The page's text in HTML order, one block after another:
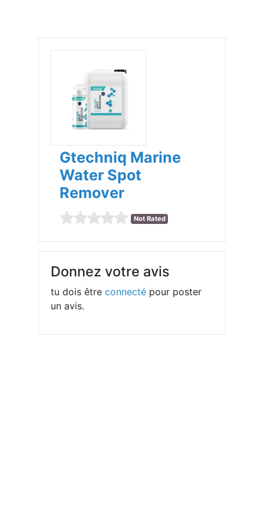
Gtechniq Marine
Water Spot
Remover
Not Rated
Donnez votre avis
tu dois êtreconnecté pour poster
un avis.